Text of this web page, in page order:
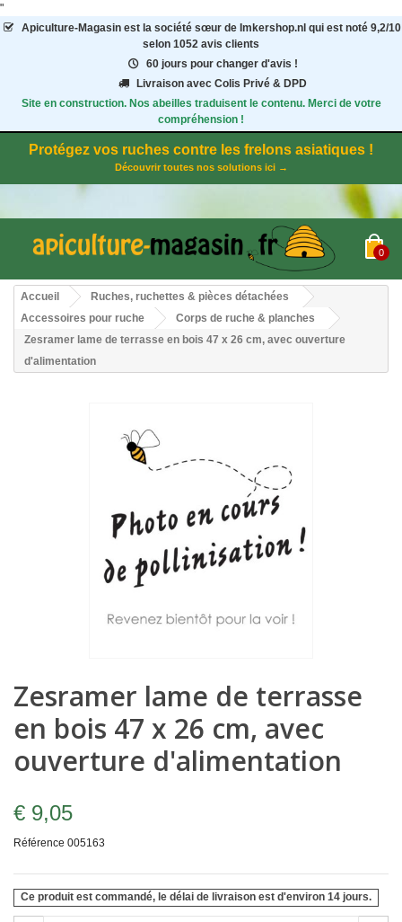
"
Apiculture-Magasinest la société sœur de Imkershop.nl qui est noté 9,2/10
selon 1052 avis clients
60 jours pour changer d'avis !
Livraison avec Colis Privé & DPD
Site en construction. Nos abeilles traduisent le contenu. Merci de votre
compréhension !
Protégez vos ruches contre les frelons asiatiques !
Découvrir toutes nos solutions ici →
0
Accueil
Ruches, ruchettes & pièces détachées
Accessoires pour ruche
Corps de ruche & planches
Zesramer lame de terrasse en bois 47 x 26 cm, avec ouverture
d'alimentation
Zesramer lame de terrasse
en bois 47 x 26 cm, avec
ouverture d'alimentation
€ 9,05
Référence 005163
Ce produit est commandé, le délai de livraison est d'environ 14 jours.